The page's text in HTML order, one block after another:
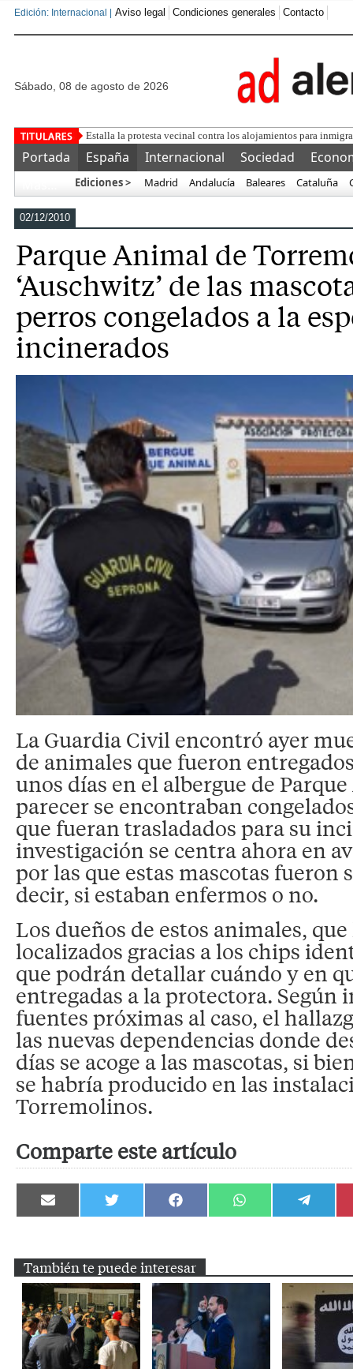
Edición: Internacional | Aviso legal Condiciones generales Contacto
sábado, 08 de agosto de 2026
Portada España Internacional Sociedad
Ediciones > Madrid Andalucía Baleares Cataluña
02/12/2010
Parque Animal de
‘Auschwitz’ de las
perros congelados a la
incinerados
La Guardia Civil encontró ayer
de animales que fueron
unos días en el albergue de
parecer se encontraban
que fueran trasladados para su
investigación se centra ahora en
por las que estas mascotas fueron
decir, si estaban enfermos o no.
Los dueños de estos animales,
localizados gracias a los chips
que podrán detallar cuándo y en
entregadas a la protectora. Según
fuentes próximas al caso, el
las nuevas dependencias donde
días se acoge a las mascotas, si
se habría producido en las
Torremolinos.
Comparte este artículo
Compartir
en
Compartir
en
Compartir
en
Compartir
en
Compartir
en
También te puede interesar